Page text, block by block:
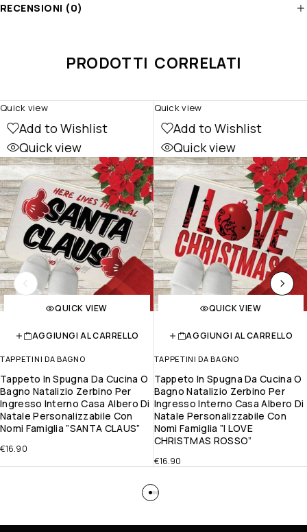
RECENSIONI (0)
PRODOTTI CORRELATI
Add to Wishlist
Quick view
QUICK VIEW
AGGIUNGI AL CARRELLO
TAPPETINI DA BAGNO
Tappeto In Spugna Da Cucina O
Bagno Natalizio Zerbino Per
Ingresso Interno Casa Albero Di
Natale Personalizzabile Con
Nomi Famiglia ”SANTA CLAUS”
€16.90
Quick view
Add to Wishlist
Quick view
QUICK VIEW
AGGIUNGI AL CARRELLO
TAPPETINI DA BAGNO
Tappeto In Spugna Da Cucina O
Bagno Natalizio Zerbino Per
Ingresso Interno Casa Albero Di
Natale Personalizzabile Con
Nomi Famiglia ”I LOVE
CHRISTMAS ROSSO”
€16.90
Quick view